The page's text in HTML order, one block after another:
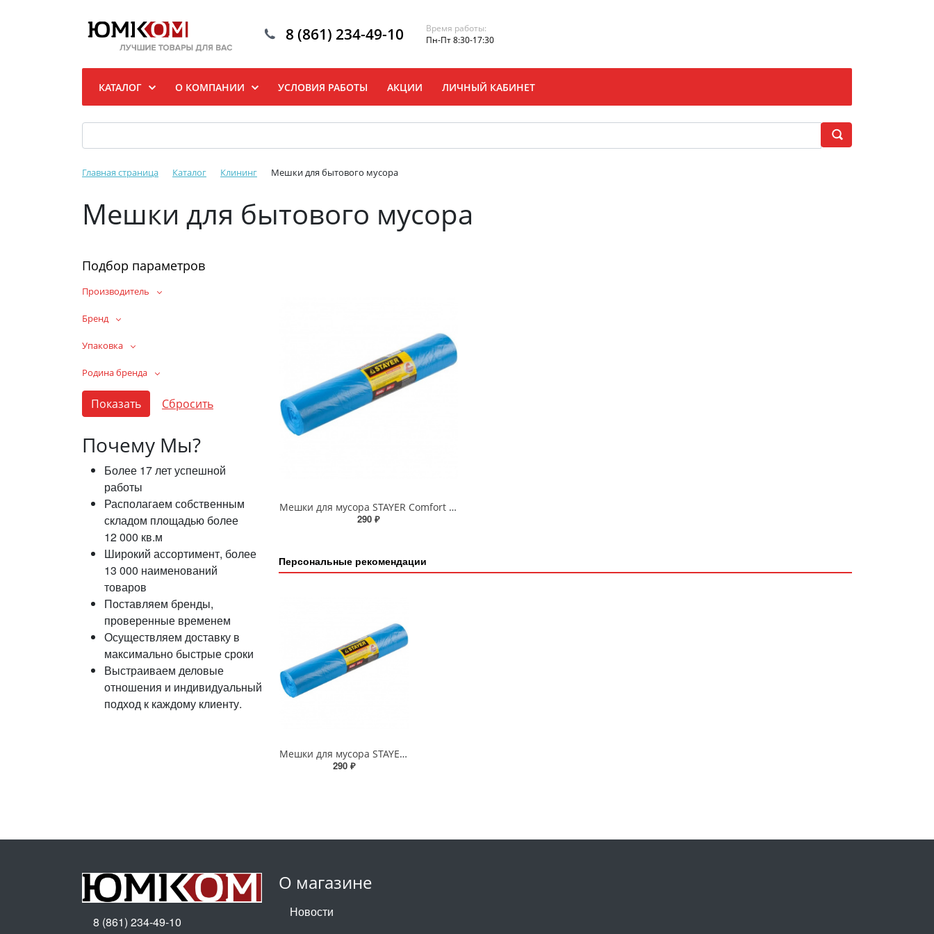
8 (861) 234-49-10
Время работы:
Пн-Пт 8:30-17:30
КАТАЛОГ О КОМПАНИИ УСЛОВИЯ РАБОТЫ АКЦИИ ЛИЧНЫЙ КАБИНЕТ
Главная страница Каталог Клининг Мешки для бытового мусора
Мешки для бытового мусора
Подбор параметров
Производитель
Бренд
Упаковка
Родина бренда
Почему Мы?
Более 17 лет успешной
работы
Располагаем собственным
складом площадью более
12 000 кв.м
Широкий ассортимент, более
13 000 наименований
товаров
Поставляем бренды,
проверенные временем
Осуществляем доставку в
максимально быстрые сроки
Выстраиваем деловые
отношения и индивидуальный
подход к каждому клиенту.
Мешки для мусора STAYER Comfort 120л (50шт) особопрочные, голубые
290 ₽
Персональные рекомендации
Мешки для мусора STAYER Comfort 120л (50шт) особопрочные, голубые
290 ₽
О магазине
Новости
8 (861) 234-49-10